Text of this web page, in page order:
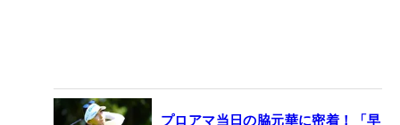
プロアマ当日の脇元華に密着！「早